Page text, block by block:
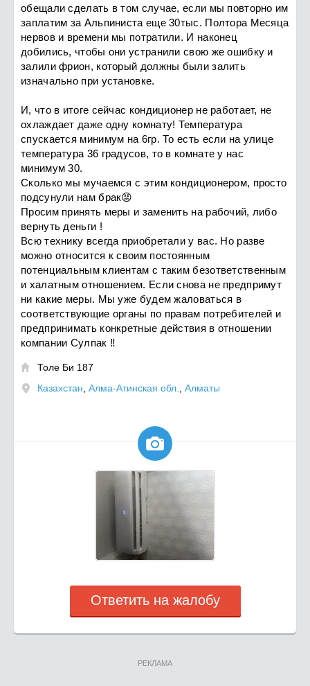
обещали сделать в том случае, если мы повторно им
заплатим за Альпиниста еще 30тыс. Полтора Месяца
нервов и времени мы потратили. И наконец
добились, чтобы они устранили свою же ошибку и
залили фрион, который должны были залить
изначально при установке.
И, что в итоге сейчас кондиционер не работает, не
охлаждает даже одну комнату! Температура
спускается минимум на 6гр. То есть если на улице
температура 36 градусов, то в комнате у нас
минимум 30.
Сколько мы мучаемся с этим кондиционером, просто
подсунули нам брак😡
Просим принять меры и заменить на рабочий, либо
вернуть деньги !
Всю технику всегда приобретали у вас. Но разве
можно относится к своим постоянным
потенциальным клиентам с таким безответственным
и халатным отношением. Если снова не предпримут
ни какие меры. Мы уже будем жаловаться в
соответствующие органы по правам потребителей и
предпринимать конкретные действия в отношении
компании Сулпак ‼️

Толе Би 187
Казахстан Алма-Атинская обл. Алматы

Ответить на жалобу
РЕКЛАМА